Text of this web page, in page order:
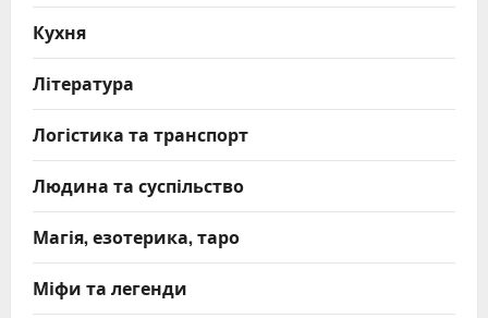
Кухня
Література
Логістика та транспорт
Людина та суспільство
Магія, езотерика, таро
Міфи та легенди